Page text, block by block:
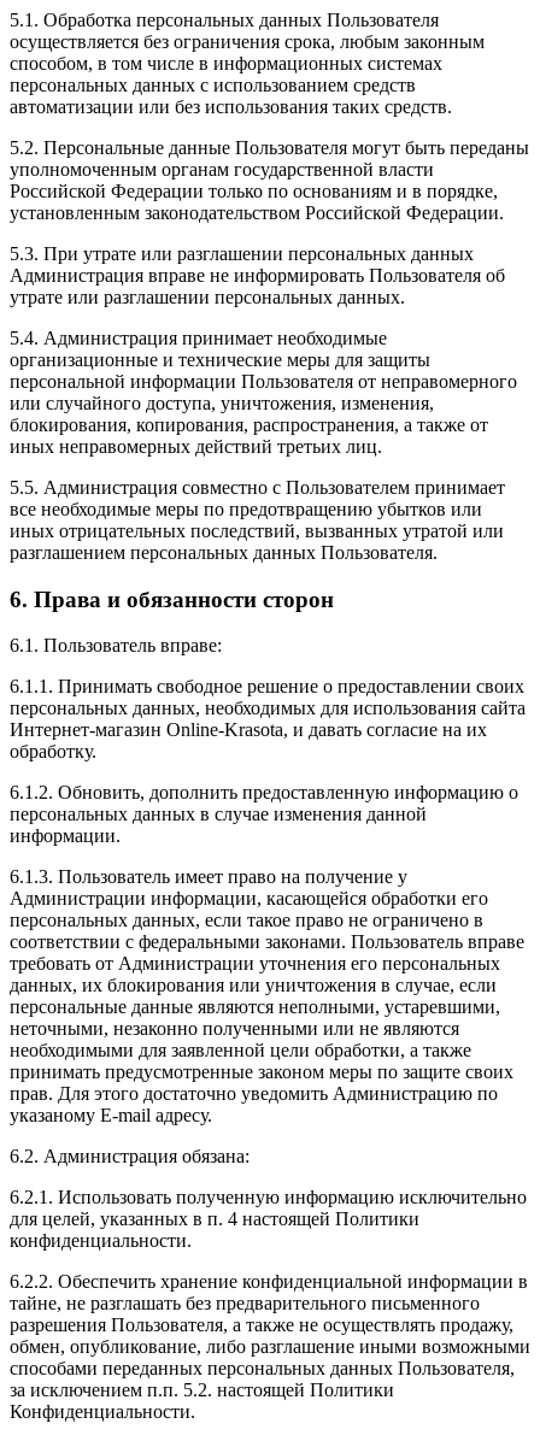
5.1. Обработка персональных данных Пользователя
осуществляется без ограничения срока, любым законным
способом, в том числе в информационных системах
персональных данных с использованием средств
автоматизации или без использования таких средств.
5.2. Персональные данные Пользователя могут быть переданы
уполномоченным органам государственной власти
Российской Федерации только по основаниям и в порядке,
установленным законодательством Российской Федерации.
5.3. При утрате или разглашении персональных данных
Администрация вправе не информировать Пользователя об
утрате или разглашении персональных данных.
5.4. Администрация принимает необходимые
организационные и технические меры для защиты
персональной информации Пользователя от неправомерного
или случайного доступа, уничтожения, изменения,
блокирования, копирования, распространения, а также от
иных неправомерных действий третьих лиц.
5.5. Администрация совместно с Пользователем принимает
все необходимые меры по предотвращению убытков или
иных отрицательных последствий, вызванных утратой или
разглашением персональных данных Пользователя.
6. Права и обязанности сторон
6.1. Пользователь вправе:
6.1.1. Принимать свободное решение о предоставлении своих
персональных данных, необходимых для использования сайта
Интернет-магазин Online-Krasota, и давать согласие на их
обработку.
6.1.2. Обновить, дополнить предоставленную информацию о
персональных данных в случае изменения данной
информации.
6.1.3. Пользователь имеет право на получение у
Администрации информации, касающейся обработки его
персональных данных, если такое право не ограничено в
соответствии с федеральными законами. Пользователь вправе
требовать от Администрации уточнения его персональных
данных, их блокирования или уничтожения в случае, если
персональные данные являются неполными, устаревшими,
неточными, незаконно полученными или не являются
необходимыми для заявленной цели обработки, а также
принимать предусмотренные законом меры по защите своих
прав. Для этого достаточно уведомить Администрацию по
указаному E-mail адресу.
6.2. Администрация обязана:
6.2.1. Использовать полученную информацию исключительно
для целей, указанных в п. 4 настоящей Политики
конфиденциальности.
6.2.2. Обеспечить хранение конфиденциальной информации в
тайне, не разглашать без предварительного письменного
разрешения Пользователя, а также не осуществлять продажу,
обмен, опубликование, либо разглашение иными возможными
способами переданных персональных данных Пользователя,
за исключением п.п. 5.2. настоящей Политики
Конфиденциальности.